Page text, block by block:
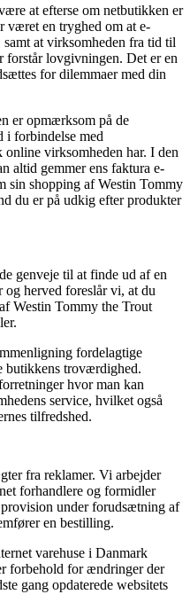
at efterse om netbutikken er
været en tryghed om at e-
at virksomheden fra tid til
forstår lovgivningen. Det er en
for dilemmaer med din
er opmærksom på de
i forbindelse med
virksomheden har. I den
altid gemmer ens faktura e-
sin shopping af Westin Tommy
du er på udkig efter produkter
genveje til at finde ud af en
herved foreslår vi, at du
Westin Tommy the Trout
fordelagtige
butikkens troværdighed.
hvor man kan
service, hvilket også
tilfredshed.
fra reklamer. Vi arbejder
forhandlere og formidler
under forudsætning af
en bestilling.
varehuse i Danmark
forbehold for ændringer der
gang opdaterede websitets